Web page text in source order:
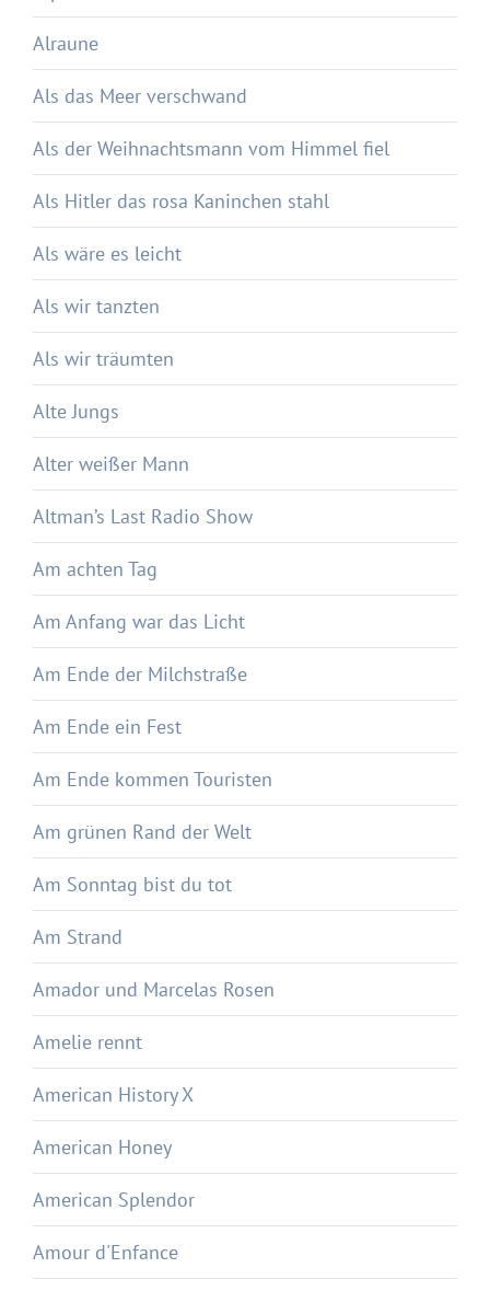
Alraune
Als das Meer verschwand
Als der Weihnachtsmann vom Himmel fiel
Als Hitler das rosa Kaninchen stahl
Als wäre es leicht
Als wir tanzten
Als wir träumten
Alte Jungs
Alter weißer Mann
Altman’s Last Radio Show
Am achten Tag
Am Anfang war das Licht
Am Ende der Milchstraße
Am Ende ein Fest
Am Ende kommen Touristen
Am grünen Rand der Welt
Am Sonntag bist du tot
Am Strand
Amador und Marcelas Rosen
Amelie rennt
American History X
American Honey
American Splendor
Amour d'Enfance